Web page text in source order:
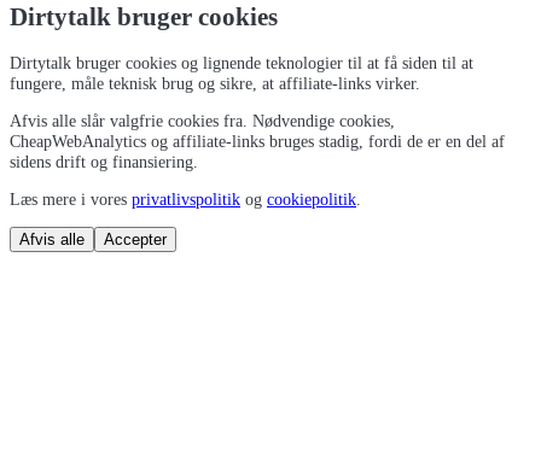
Dirtytalk bruger cookies
Dirtytalk bruger cookies og lignende teknologier til at få siden til at
fungere, måle teknisk brug og sikre, at affiliate-links virker.
Afvis alle slår valgfrie cookies fra. Nødvendige cookies,
CheapWebAnalytics og affiliate-links bruges stadig, fordi de er en del af
sidens drift og finansiering.
Læs mere i vores privatlivspolitik og cookiepolitik.
Afvis alle Accepter